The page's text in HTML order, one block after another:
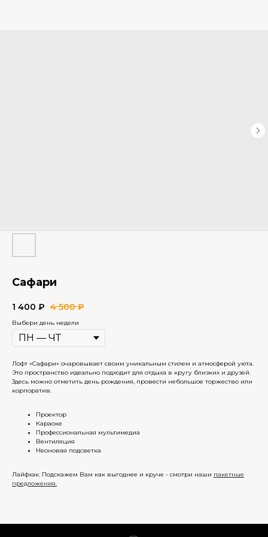
Сафари
1 400 ₽ 4 500 ₽
Выбери день недели
Лофт «Сафари» очаровывает своим уникальным стилем и атмосферой уюта.
Это пространство идеально подходит для отдыха в кругу близких и друзей.
Здесь можно отметить день рождения, провести небольшое торжество или
корпоратив.
Проектор
Караоке
Профессиональная мультимедиа
Вентиляция
Неоновая подсветка
Лайфхак. Подскажем Вам как выгоднее и круче - смотри наши пакетные
предложения.